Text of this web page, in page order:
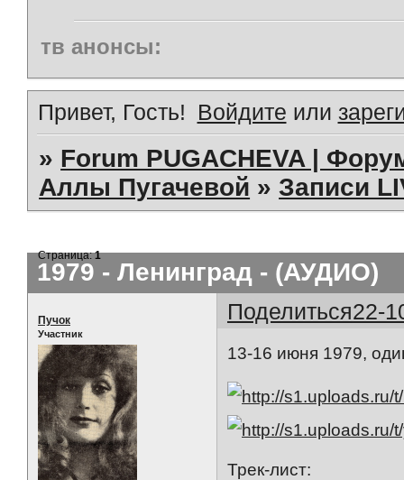
тв анонсы:
Привет, Гость! Войдите или
» Forum PUGACHEVA |
Аллы Пугачевой »Записи
1979 - Ленинград - (АУДИО)
Страница:1
Поделиться22-
Пучок
Участник
13-16 июня 1979,
Трек-лист: